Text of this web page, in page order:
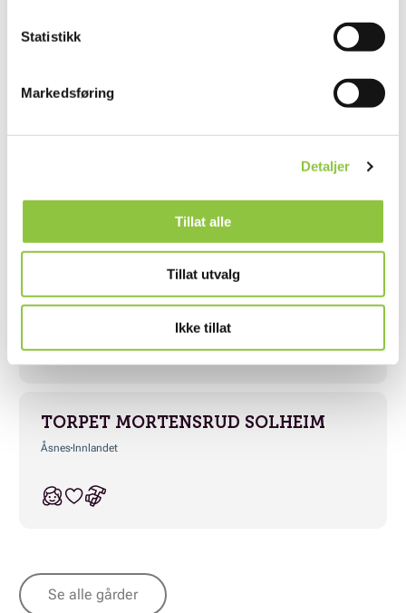
Statistikk
Markedsføring
Detaljer
Tillat alle
Tillat utvalg
Ikke tillat
BERGSENG INNPÅTUNET-GÅRD
VALDRES-STALLEN
Nord-AurdalInnlandet
TORPET MORTENSRUD SOLHEIM
ÅsnesInnlandet
Se alle gårder